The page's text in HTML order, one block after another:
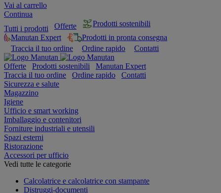
Vai al carrello
Continua
Tutti i prodotti
Offerte
Prodotti sostenibili
Manutan Expert
Prodotti in pronta consegna
Traccia il tuo ordine
Ordine rapido Contatti
Offerte Prodotti sostenibili
Manutan Expert
Traccia il tuo ordine
Ordine rapido
Contatti
Sicurezza e salute
Magazzino
Igiene
Ufficio e smart working
Imballaggio e contenitori
Forniture industriali e utensili
Spazi esterni
Ristorazione
Accessori per ufficio
Vedi tutte le categorie
Calcolatrice e calcolatrice con stampante
Distruggi-documenti